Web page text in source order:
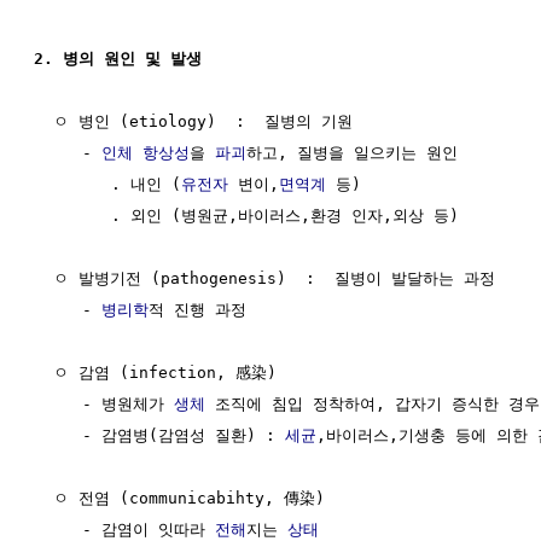
2. 병의 원인 및 발생
  ㅇ 병인 (etiology)  :  질병의 기원
     -
인체 항상성 을 파괴하고, 질병을 일으키는 원인
        . 내인 (
유전자 변이, 면역계
등)
        . 외인 (병원균,바이러스,환경 인자,외상 등)
  ㅇ 발병기전 (pathogenesis)  :  질병이 발달하는 과정
     -
병리학적 진행 과정
  ㅇ 감염 (infection, 感染)
     - 병원체가
생체
조직에 침입 정착하여, 갑자기 증식한 경우
     - 감염병(감염성 질환) :
세균 ,바이러스,기생충 등에 의한
  ㅇ 전염 (communicabihty, 傳染)
     - 감염이 잇따라
전해 지는 상태